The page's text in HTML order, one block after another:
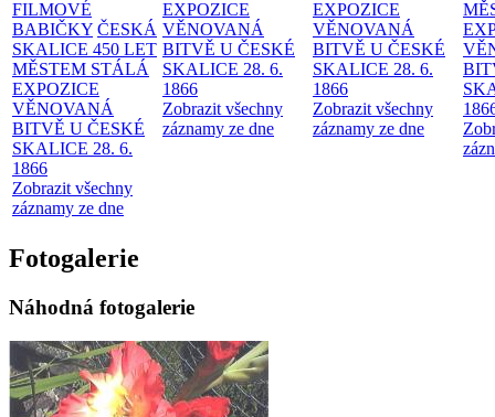
FILMOVÉ
BABIČKY ČESKÁ
SKALICE 450 LET
MĚSTEM STÁLÁ
EXPOZICE
VĚNOVANÁ
BITVĚ U ČESKÉ
SKALICE 28. 6.
1866
Zobrazit všechny
záznamy ze dne
EXPOZICE
VĚNOVANÁ
BITVĚ U ČESKÉ
SKALICE 28. 6.
1866
Zobrazit všechny
záznamy ze dne
EXPOZICE
VĚNOVANÁ
BITVĚ U ČESKÉ
SKALICE 28. 6.
1866
Zobrazit všechny
záznamy ze dne
Fotogalerie
Náhodná fotogalerie